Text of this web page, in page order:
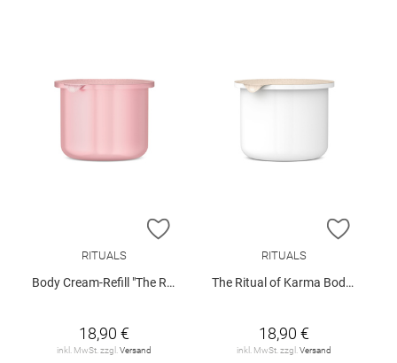
ZUR WUNSCHLISTE HINZUFÜGEN
RITUALS
Body Cream-Refill "The Ritual of Sakura", 220 ml
18,90 €
inkl. MwSt. zzgl. Versand
ZUR
RITUALS
The Ritual of Karma Body Cream Refill 220ml
18,90 €
inkl. MwSt. zzgl. Versand